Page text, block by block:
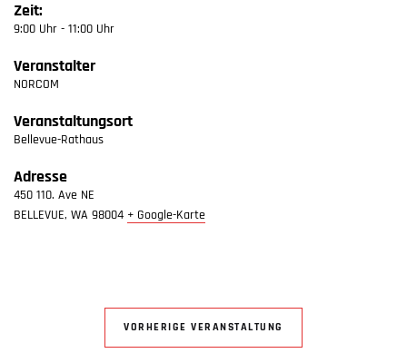
Zeit:
9:00 Uhr - 11:00 Uhr
Veranstalter
NORCOM
Veranstaltungsort
Bellevue-Rathaus
Adresse
450 110. Ave NE
BELLEVUE, WA 98004 + Google-Karte
VORHERIGE VERANSTALTUNG